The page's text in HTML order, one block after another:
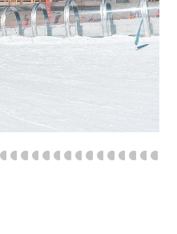
121314151617181920212223242526